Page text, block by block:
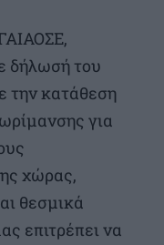
δήλωσή του
την κατάθεση
για
χώρας,
θεσμικά
επιτρέπει να